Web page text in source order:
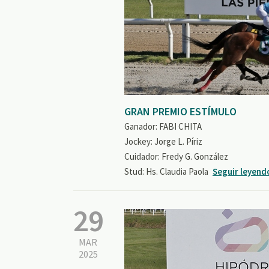
GRAN PREMIO ESTÍMULO
Ganador: FABI CHITA
Jockey: Jorge L. Píriz
Cuidador: Fredy G. González
Stud: Hs. Claudia Paola Seguir
29
MAR
2025